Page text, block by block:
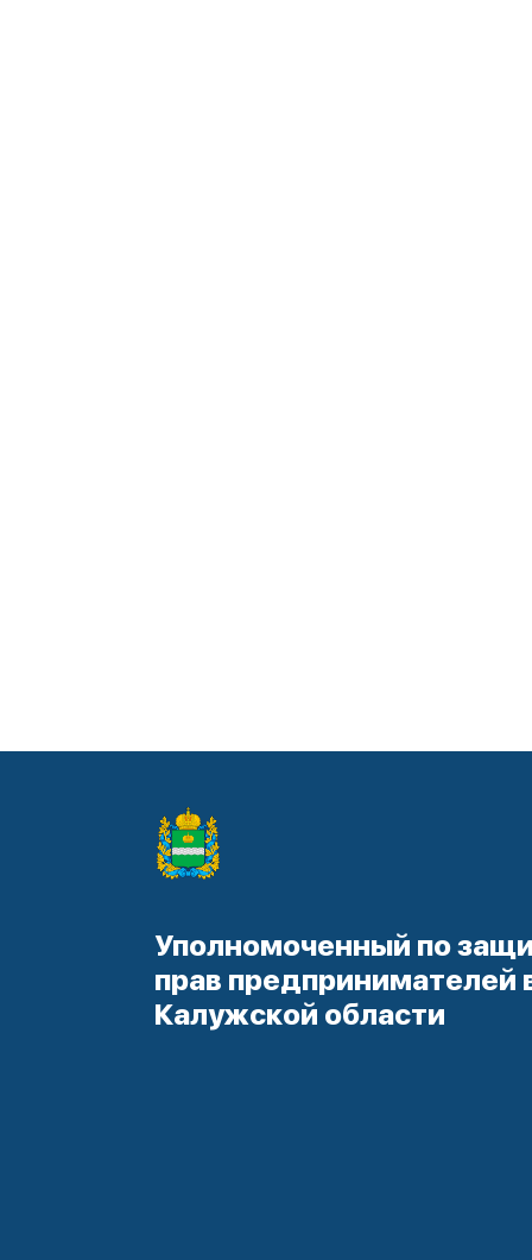
Уполномоченный по
прав предпринимателей
Калужской области